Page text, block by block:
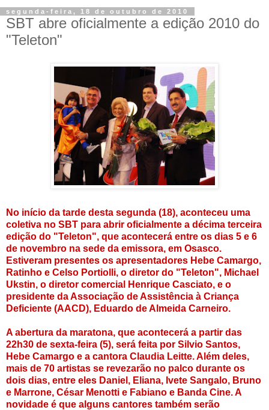
segunda-feira, 18 de outubro de 2010
SBT abre oficialmente a edição 2010 do
"Teleton"
No início da tarde desta segunda (18), aconteceu uma
coletiva no SBT para abrir oficialmente a décima terceira
edição do "Teleton", que acontecerá entre os dias 5 e 6
de novembro na sede da emissora, em Osasco.
Estiveram presentes os apresentadores Hebe Camargo,
Ratinho e Celso Portiolli, o diretor do "Teleton", Michael
Ukstin, o diretor comercial Henrique Casciato, e o
presidente da Associação de Assistência à Criança
Deficiente (AACD), Eduardo de Almeida Carneiro.
A abertura da maratona, que acontecerá a partir das
22h30 de sexta-feira (5), será feita por Silvio Santos,
Hebe Camargo e a cantora Claudia Leitte. Além deles,
mais de 70 artistas se revezarão no palco durante os
dois dias, entre eles Daniel, Eliana, Ivete Sangalo, Bruno
e Marrone, César Menotti e Fabiano e Banda Cine. A
novidade é que alguns cantores também serão